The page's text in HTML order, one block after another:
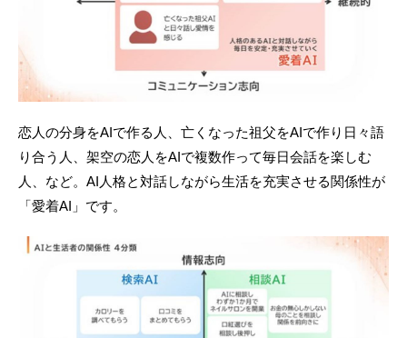
恋人の分身をAIで作る人、亡くなった祖父をAIで作り日々語
り合う人、架空の恋人をAIで複数作って毎日会話を楽しむ
人、など。AI人格と対話しながら生活を充実させる関係性が
「愛着AI」です。